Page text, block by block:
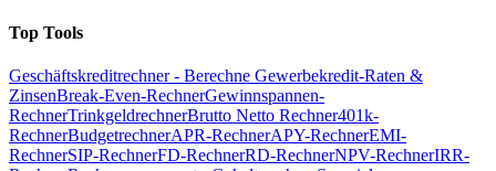
Top Tools
Geschäftskreditrechner - Berechne Gewerbekredit-Raten &
ZinsenBreak-Even-RechnerGewinnspannen-
RechnerTrinkgeldrechnerBrutto Netto Rechner401k-
RechnerBudgetrechnerAPR-RechnerAPY-RechnerEMI-
RechnerSIP-RechnerFD-RechnerRD-RechnerNPV-RechnerIRR-